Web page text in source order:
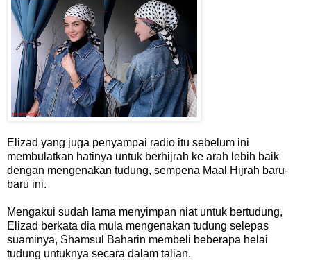
Elizad yang juga penyampai radio itu sebelum ini
membulatkan hatinya untuk berhijrah ke arah lebih baik
dengan mengenakan tudung, sempena Maal Hijrah baru-
baru ini.
Mengakui sudah lama menyimpan niat untuk bertudung,
Elizad berkata dia mula mengenakan tudung selepas
suaminya, Shamsul Baharin membeli beberapa helai
tudung untuknya secara dalam talian.